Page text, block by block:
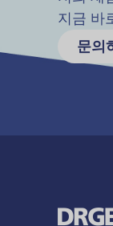
지금 바
문의